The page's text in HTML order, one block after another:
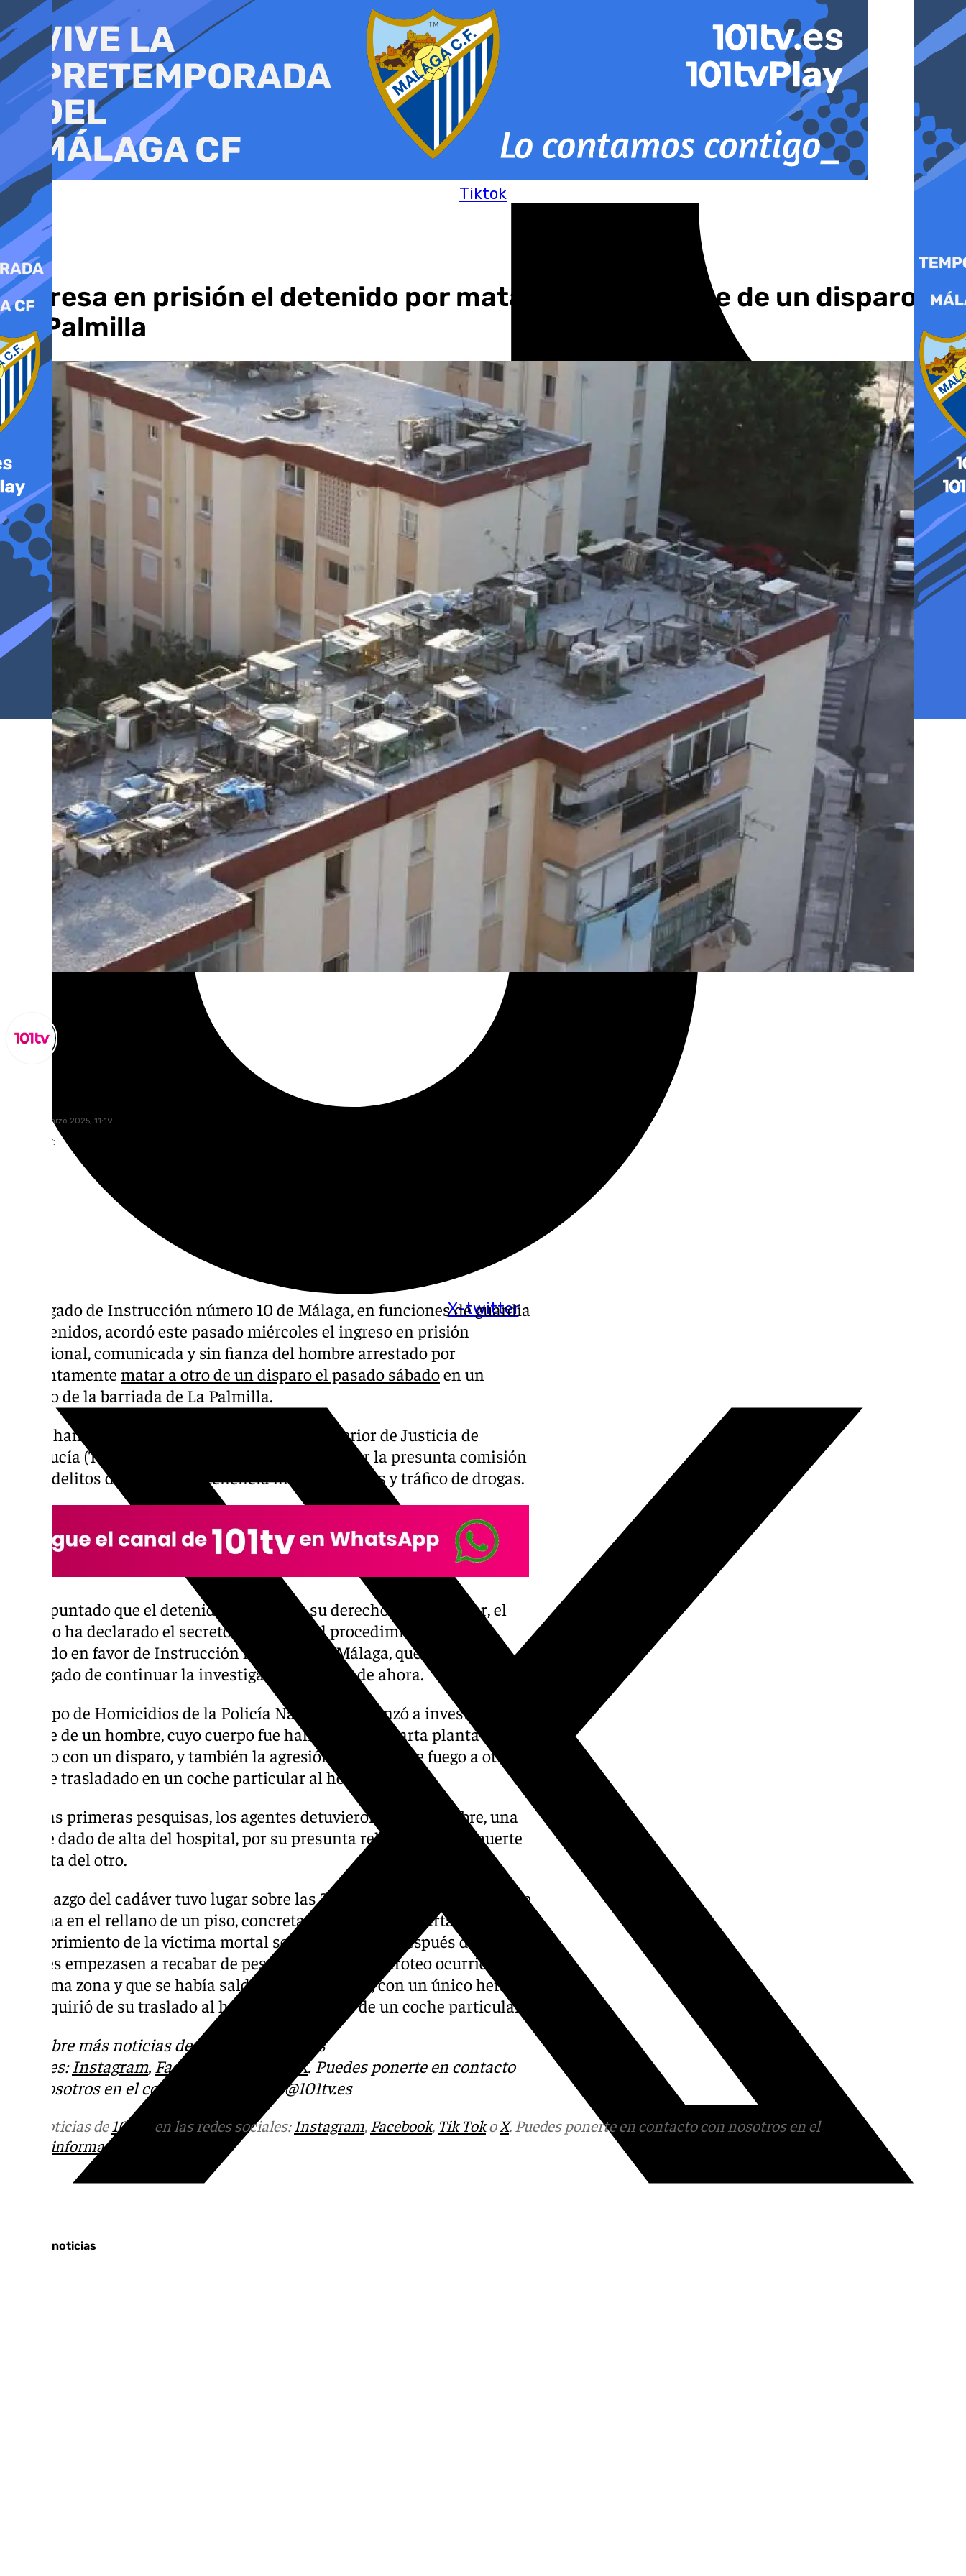
al
contenido
Tiktok
X-twitter
Ingresa en prisión el detenido por matar a otro hombre de un disparo en
La Palmilla
jueves, 6 marzo 2025, 11:19
Compartir:
El Juzgado de Instrucción número 10 de Málaga, en funciones de guardia
de detenidos, acordó este pasado miércoles el ingreso en prisión
provisional, comunicada y sin fianza del hombre arrestado por
presuntamente matar a otro de un disparo el pasado sábadoen un
edificio de la barriada de La Palmilla.
Según han informado fuentes del Tribunal Superior de Justicia de
Andalucía (TSJA), a este hombre se le investiga por la presunta comisión
de los delitos de homicidio, tenencia ilícita de armas y tráfico de drogas.
Han apuntado que el detenido se acogió a su derecho a no declarar, el
juzgado ha declarado el secreto sumarial del procedimiento y se ha
inhibido en favor de Instrucción número 5 de Málaga, que será el
encargado de continuar la investigación a partir de ahora.
El Grupo de Homicidios de la Policía Nacional comenzó a investigar la
muerte de un hombre, cuyo cuerpo fue hallado en la cuarta planta de un
edificio con un disparo, y también la agresión con arma de fuego a otro,
que fue trasladado en un coche particular al hospital.
Tras las primeras pesquisas, los agentes detuvieron a este hombre, una
vez fue dado de alta del hospital, por su presunta relación con la muerte
violenta del otro.
El hallazgo del cadáver tuvo lugar sobre las 20.30 horas del pasado fin de
semana en el rellano de un piso, concretamente en una cuarta planta. El
descubrimiento de la víctima mortal se produjo horas después de que los
agentes empezasen a recabar de pesquisas sobre un tiroteo ocurrido en
la misma zona y que se había saldado, en principio, con un único herido,
que requirió de su traslado al hospital por medio de un coche particular.
Descubre más noticias de101Tv
en las redes
sociales: Instagram, Facebook X. Puedes ponerte en contacto
con nosotros en el correo
informativos@101tv.es
Más noticias de 101TV en las redes sociales: Instagram, Facebook, Tik TokoX. Puedes ponerte en contacto con nosotros en el
informativos@101tv.es
Últimas noticias